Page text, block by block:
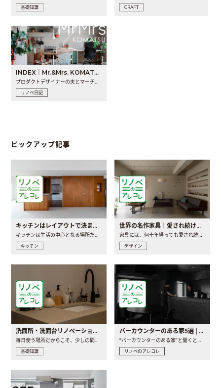
基礎知識 CRAFT
INDEX｜Mr.&Mrs. KOMATSU renovation diary
プロダクトデザイナーの夫とマーチャンダイザーの妻が、夫婦で..
リノベ日記
ピックアップ記事
キッチンはレイアウトで決まる。後悔しないための考え方と選び方
キッチンは生活の中心となる場所だからこそ、家の中のどこに置..
キッチン
世界の名作家具｜愛され続ける理由と一生モノとの出会い方
家具には、何十年経っても愛され続ける「名作」と呼ばれるもの..
デザイン
洗面所・洗面台リノベーションの事例と間取りアイデア
毎日使う場所だからこそ、少しの間取りの工夫や素材の選び方で..
基礎知識
バーカウンターのある家5選 | 日常に馴染む“距離の近い”キッチンとは
“バーカウンターのある家”と聞くと、少し特別な、大人のための..
リノベのアレコレ